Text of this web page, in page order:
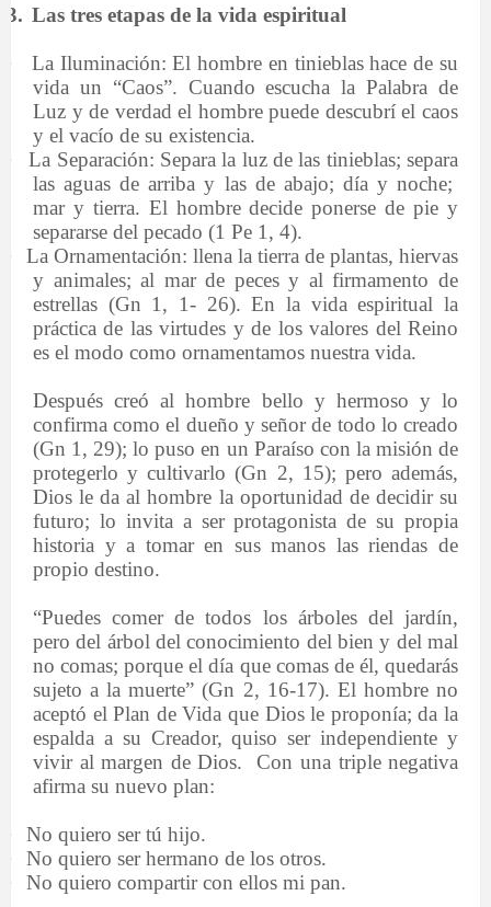
3. Las tres etapas de la vida espiritual
La Iluminación: El hombre en tinieblas hace de su
vida un “Caos”. Cuando escucha la Palabra de
Luz y de verdad el hombre puede descubrí el caos
y el vacío de su existencia.
La Separación: Separa la luz de las tinieblas; separa
las aguas de arriba y las de abajo; día y noche;
mar y tierra. El hombre decide ponerse de pie y
separarse del pecado (1 Pe 1, 4).
La Ornamentación: llena la tierra de plantas, hiervas
y animales; al mar de peces y al firmamento de
estrellas (Gn 1, 1- 26). En la vida espiritual la
práctica de las virtudes y de los valores del Reino
es el modo como ornamentamos nuestra vida.
Después creó al hombre bello y hermoso y lo
confirma como el dueño y señor de todo lo creado
(Gn 1, 29); lo puso en un Paraíso con la misión de
protegerlo y cultivarlo (Gn 2, 15); pero además,
Dios le da al hombre la oportunidad de decidir su
futuro; lo invita a ser protagonista de su propia
historia y a tomar en sus manos las riendas de
propio destino.
“Puedes comer de todos los árboles del jardín,
pero del árbol del conocimiento del bien y del mal
no comas; porque el día que comas de él, quedarás
sujeto a la muerte” (Gn 2, 16-17). El hombre no
aceptó el Plan de Vida que Dios le proponía; da la
espalda a su Creador, quiso ser independiente y
vivir al margen de Dios.
Con una triple negativa
afirma su nuevo plan:
No quiero ser tú hijo.
No quiero ser hermano de los otros.
No quiero compartir con ellos mi pan.